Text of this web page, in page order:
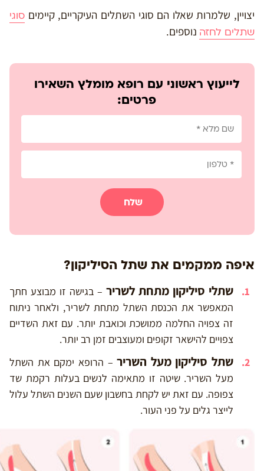
יצויין, שלמרות שאלו הם סוגי השתלים העיקריים, קיימים סוגי
שתלים לחזה נוספים.
לייעוץ ראשוני עם רופא מומלץ השאירו
פרטים:
שלח
איפה ממקמים את שתל הסיליקון?
שתלי סיליקון מתחת לשריר – בגישה זו מבוצע חתך
המאפשר את הכנסת השתל מתחת לשריר, ולאחר ניתוח
זה צפויה החלמה ממושכת וכואבת יותר. עם זאת השדיים
צפויים להישאר זקופים ומעוצבים זמן רב יותר.
שתל סיליקון מעל השריר– הרופא ימקם את השתל
מעל השריר. שיטה זו מתאימה לנשים בעלות רקמת שד
צפופה. עם זאת יש לקחת בחשבון שעם השנים השתל עלול
לייצר גלים על פני העור.